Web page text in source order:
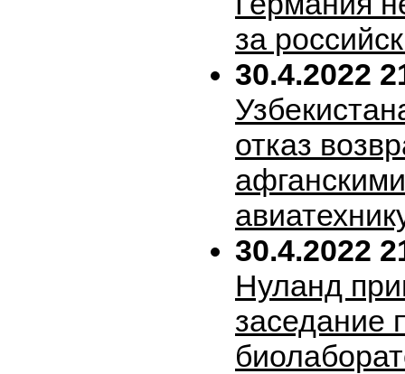
за
30.4.2022
отказ
30.4.2022
Нуланд
заседание